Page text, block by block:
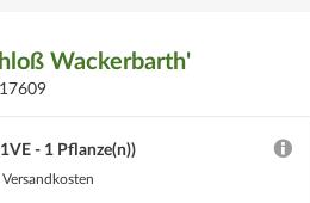
Wackerbarth'
- 1 Pflanze(n))